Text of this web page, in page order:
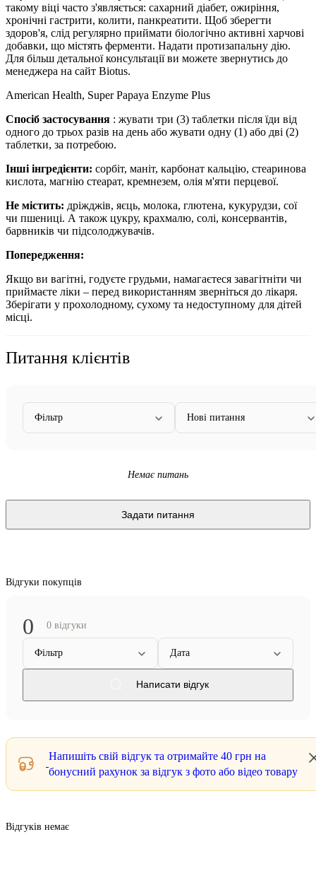
такому віці часто з'являється: сахарний діабет, ожиріння,
хронічні гастрити, колити, панкреатити. Щоб зберегти
здоров'я, слід регулярно приймати біологічно активні харчові
добавки, що містять ферменти. Надати протизапальну дію.
Для більш детальної консультації ви можете звернутись до
менеджера на сайт Biotus.
American Health, Super Papaya Enzyme Plus
Спосіб застосування : жувати три (3) таблетки після їди від
одного до трьох разів на день або жувати одну (1) або дві (2)
таблетки, за потребою.
Інші інгредієнти: сорбіт, маніт, карбонат кальцію, стеаринова
кислота, магнію стеарат, кремнезем, олія м'яти перцевої.
Не містить: дріжджів, яєць, молока, глютена, кукурудзи, сої
чи пшениці. А також цукру, крахмалю, солі, консервантів,
барвників чи підсолоджувачів.
Попередження:
Якщо ви вагітні, годуєте грудьми, намагаєтеся завагітніти чи
приймаєте ліки – перед використанням зверніться до лікаря.
Зберігати у прохолодному, сухому та недоступному для дітей
місці.
Питання клієнтів
Фільтр Нові питання
Немає питань
Задати питання
Відгуки покупців
0 0 відгуки
Фільтр Дата
Написати відгук
Напишіть свій відгук та отримайте 40 грн на
бонусний рахунок за відгук з фото або відео товару
Відгуків немає